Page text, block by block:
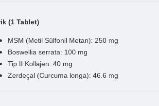
(1 Tablet)
MSM (Metil Sülfonil Metan): 250 mg
Boswellia serrata: 100 mg
Tip II Kollajen: 40 mg
Zerdeçal (Curcuma longa): 46.6 mg